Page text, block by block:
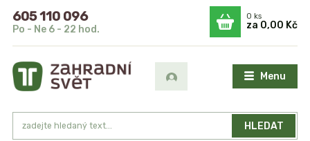
Menu
HLEDAT
605 110 096
Po - Ne 6 - 22 hod.
0ks
za 0,00 Kč